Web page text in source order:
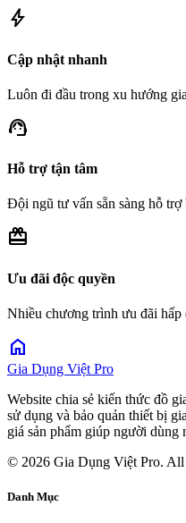
bolt
Cập nhật nhanh
Luôn đi đầu trong xu hướng
support_agent
Hỗ trợ tận tâm
Đội ngũ tư vấn sẵn sàng hỗ trợ
redeem
Ưu đãi độc quyền
Nhiều chương trình ưu đãi hấp
home
Gia Dụng Việt Pro
Website chia sẻ kiến thức đồ
sử dụng và bảo quản thiết bị
giá sản phẩm giúp người dùng
© 2026 Gia Dụng Việt Pro. All
Danh Mục